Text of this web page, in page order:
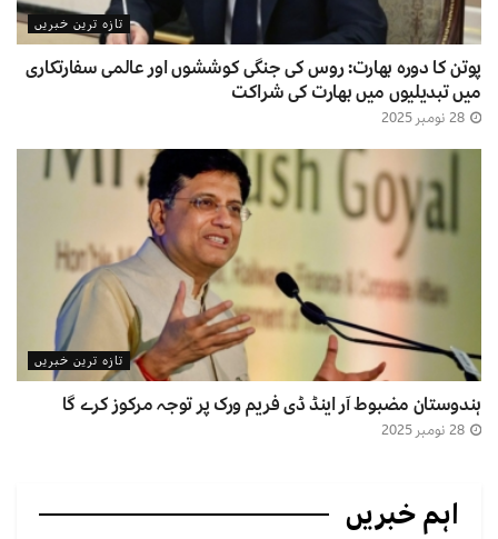
تازہ ترین خبریں
پوتن کا دورہ بھارت: روس کی جنگی کوششوں اور عالمی سفارتکاری
میں تبدیلیوں میں بھارت کی شراکت
تازہ ترین خبریں
ہندوستان مضبوط آر اینڈ ڈی فریم ورک پر توجہ مرکوز کرے گا
اہم خبریں